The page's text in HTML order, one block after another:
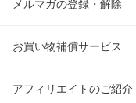
メルマガの登録・解除
お買い物補償サービス
アフィリエイトのご紹介